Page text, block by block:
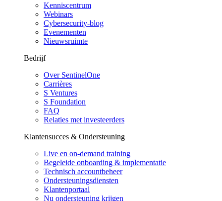
Kenniscentrum
Webinars
Cybersecurity-blog
Evenementen
Nieuwsruimte
Bedrijf
Over SentinelOne
Carrières
S Ventures
S Foundation
FAQ
Relaties met investeerders
Klantensucces & Ondersteuning
Live en on-demand training
Begeleide onboarding & implementatie
Technisch accountbeheer
Ondersteuningsdiensten
Klantenportaal
Nu ondersteuning krijgen